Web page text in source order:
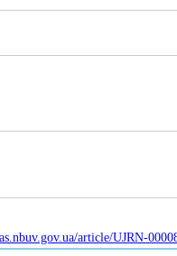
article/UJRN-